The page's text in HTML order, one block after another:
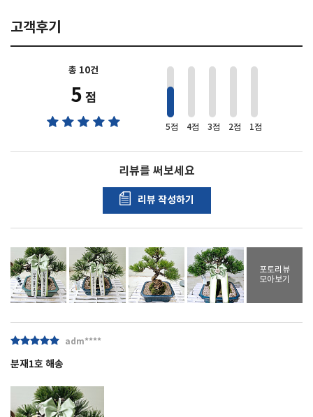
고객후기
총 10건
5 점
10
5점 4점 3점 2점 1점
리뷰를 써보세요
리뷰 작성하기
포토리뷰
모아보기
adm****
분재1호 해송